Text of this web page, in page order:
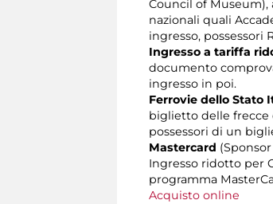
Council of
nazionali quali
ingresso, possessori
Ingresso a tariffa
documento
ingresso in poi.
Ferrovie dello Stato
biglietto delle frecce
possessori di un
Mastercard
Ingresso ridotto per
programma
Acquisto online